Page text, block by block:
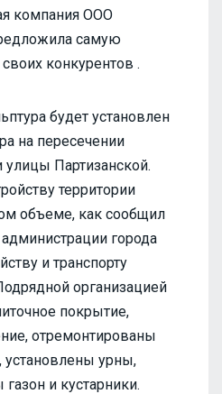
компания ООО
самую
конкурентов .
будет установлен
на пересечении
улицы Партизанской.
территории
объеме, как сообщил
города
и транспорту
организацией
покрытие,
отремонтированы
урны,
и кустарники.